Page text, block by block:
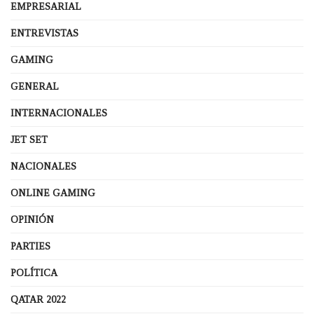
EMPRESARIAL
ENTREVISTAS
GAMING
GENERAL
INTERNACIONALES
JET SET
NACIONALES
ONLINE GAMING
OPINIÓN
PARTIES
POLÍTICA
QATAR 2022